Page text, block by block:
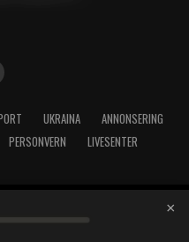
UKRAINA
ANNONSERING
PERSONVERN LIVESENTER
Haugaland - Haraldsgata 114,
- Telefon: 52717273
×